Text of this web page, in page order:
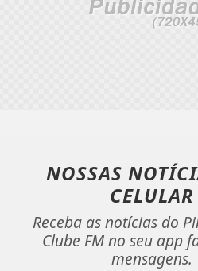
NOSSAS
CELULAR
Receba as notícias do
Clube FM no seu app
mensagens.